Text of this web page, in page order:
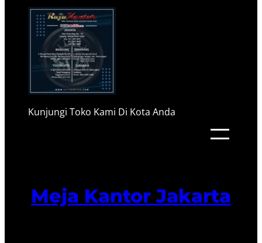
Kunjungi Toko Kami Di Kota Anda
Meja Kantor Jakarta